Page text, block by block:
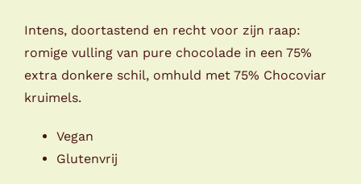
€20,95
Intens, doortastend en recht voor zijn raap:
romige vulling van pure chocolade in een 75%
extra donkere schil, omhuld met 75% Chocoviar
kruimels.
Vegan
Glutenvrij